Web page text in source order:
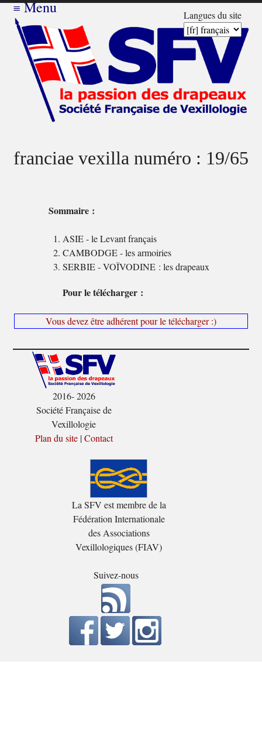
Langues du site
≡Menu
franciae vexilla numéro : 19/65
Sommaire :
ASIE - le Levant français
CAMBODGE - les armoiries
SERBIE - VOÏVODINE : les drapeaux
Pour le télécharger :
Vous devez être adhérent pour le télécharger :)
2016- 2026
Société Française de
Vexillologie
Plan du site|Contact
La SFV est membre de la
Fédération Internationale
des Associations
Vexillologiques (FIAV)
Suivez-nous